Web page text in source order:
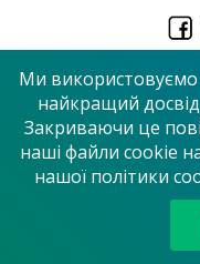
©
Ми
найкращий
Закриваючи це
наші файли cookie
нашої політики